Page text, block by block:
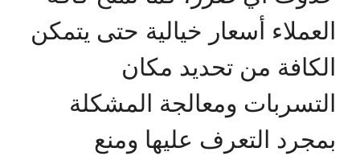
العملاء أسعار خيالية حتى يتمكن
الكافة من تحديد مكان
التسربات ومعالجة المشكلة
بمجرد التعرف عليها ومنع